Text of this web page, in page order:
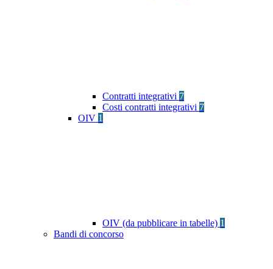
Contratti integrativi 7
Costi contratti integrativi 7
OIV 1
OIV (da pubblicare in tabelle) 1
Bandi di concorso